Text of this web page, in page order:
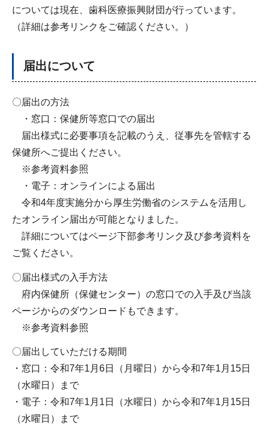
については現在、歯科医療振興財団が行っています。
（詳細は参考リンクをご確認ください。）
届出について
〇届出の方法
・窓口：保健所等窓口での届出
届出様式に必要事項を記載のうえ、従事先を管轄する
保健所へご提出ください。
※参考資料参照
・電子：オンラインによる届出
令和4年度実施分から厚生労働省のシステムを活用し
たオンライン届出が可能となりました。
詳細についてはページ下部参考リンク及び参考資料を
ご覧ください。
〇届出様式の入手方法
府内保健所（保健センター）の窓口での入手及び当該
ページからのダウンロードもできます。
※参考資料参照
〇届出していただける期間
・窓口：令和7年1月6日（月曜日）から令和7年1月15日
（水曜日）まで
・電子：令和7年1月1日（水曜日）から令和7年1月15日
（水曜日）まで